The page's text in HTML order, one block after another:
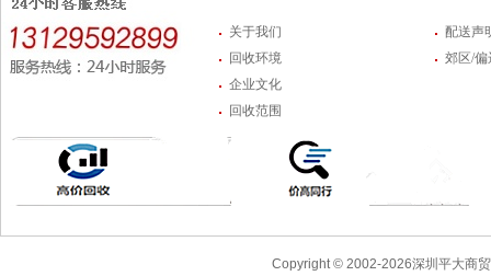
关于我们
回收环境
企业文化
回收范围
配送声
郊区/
Copyright © 2002-2026深圳平大商